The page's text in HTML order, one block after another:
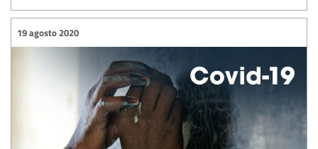
19 agosto 2020